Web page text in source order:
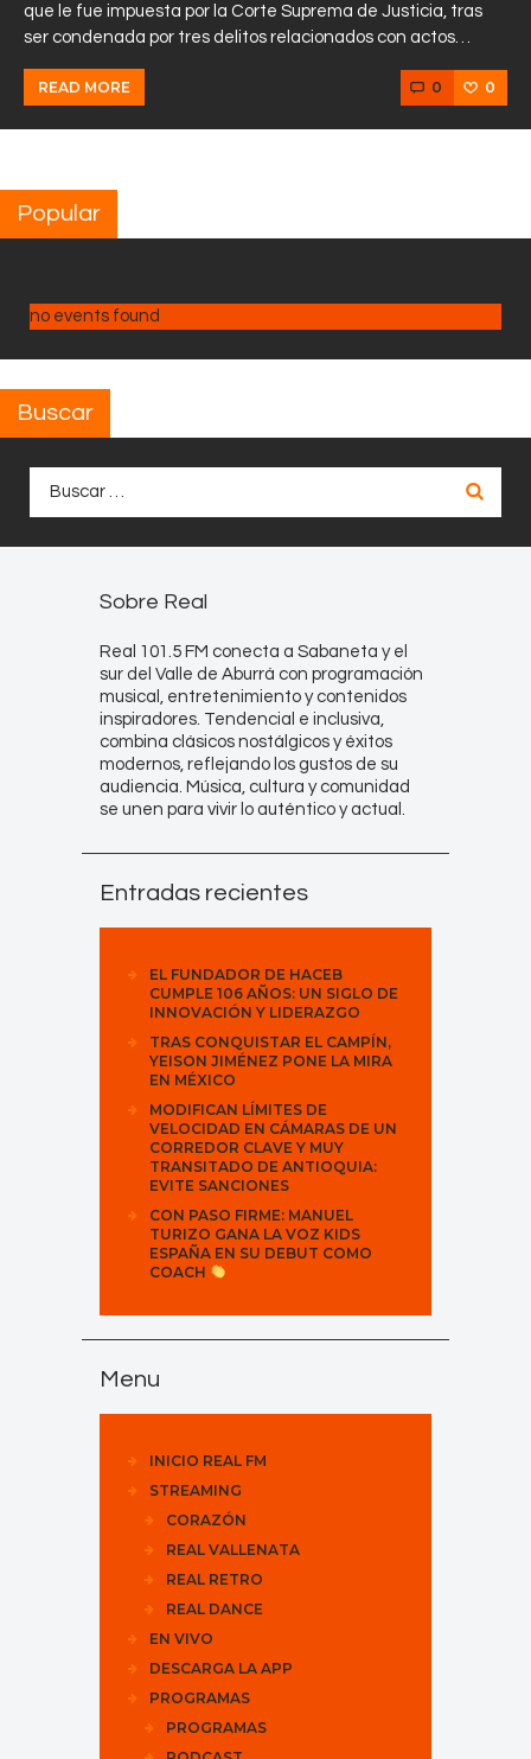
que le fue impuesta por la Corte Suprema de Justicia, tras
ser condenada por tres delitos relacionados con actos…
READ MORE 0 0
Popular
no events found
Buscar
Sobre Real
Real 101.5 FM conecta a Sabaneta y el
sur del Valle de Aburrá con programación
musical, entretenimiento y contenidos
inspiradores. Tendencial e inclusiva,
combina clásicos nostálgicos y éxitos
modernos, reflejando los gustos de su
audiencia. Música, cultura y comunidad
se unen para vivir lo auténtico y actual.
Entradas recientes
EL FUNDADOR DE HACEB
CUMPLE 106 AÑOS: UN SIGLO DE
INNOVACIÓN Y LIDERAZGO
TRAS CONQUISTAR EL CAMPÍN,
YEISON JIMÉNEZ PONE LA MIRA
EN MÉXICO
MODIFICAN LÍMITES DE
VELOCIDAD EN CÁMARAS DE UN
CORREDOR CLAVE Y MUY
TRANSITADO DE ANTIOQUIA:
EVITE SANCIONES
CON PASO FIRME: MANUEL
TURIZO GANA LA VOZ KIDS
ESPAÑA EN SU DEBUT COMO
COACH
Menu
INICIO REAL FM
STREAMING
CORAZÓN
REAL VALLENATA
REAL RETRO
REAL DANCE
EN VIVO
DESCARGA LA APP
PROGRAMAS
PROGRAMAS